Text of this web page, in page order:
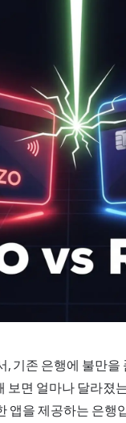
, 기존 은행에 불만
면 얼마나 달라졌
앱을 제공하는 은행